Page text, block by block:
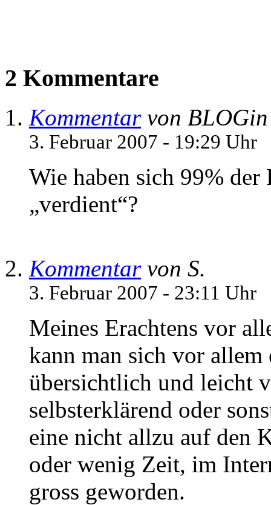
2 Kommentare
Kommentarvon BLOGin
3. Februar 2007 - 19:29 Uhr
Wie haben sich 99%
„verdient“?
Kommentarvon S.
3. Februar 2007 - 23:11 Uhr
Meines Erachtens vor
kann man sich vor
übersichtlich und leicht
selbsterklärend oder
eine nicht allzu auf den
oder wenig Zeit, im
gross geworden.